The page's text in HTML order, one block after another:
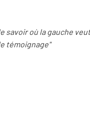
savoir où la gauche
témoignage"